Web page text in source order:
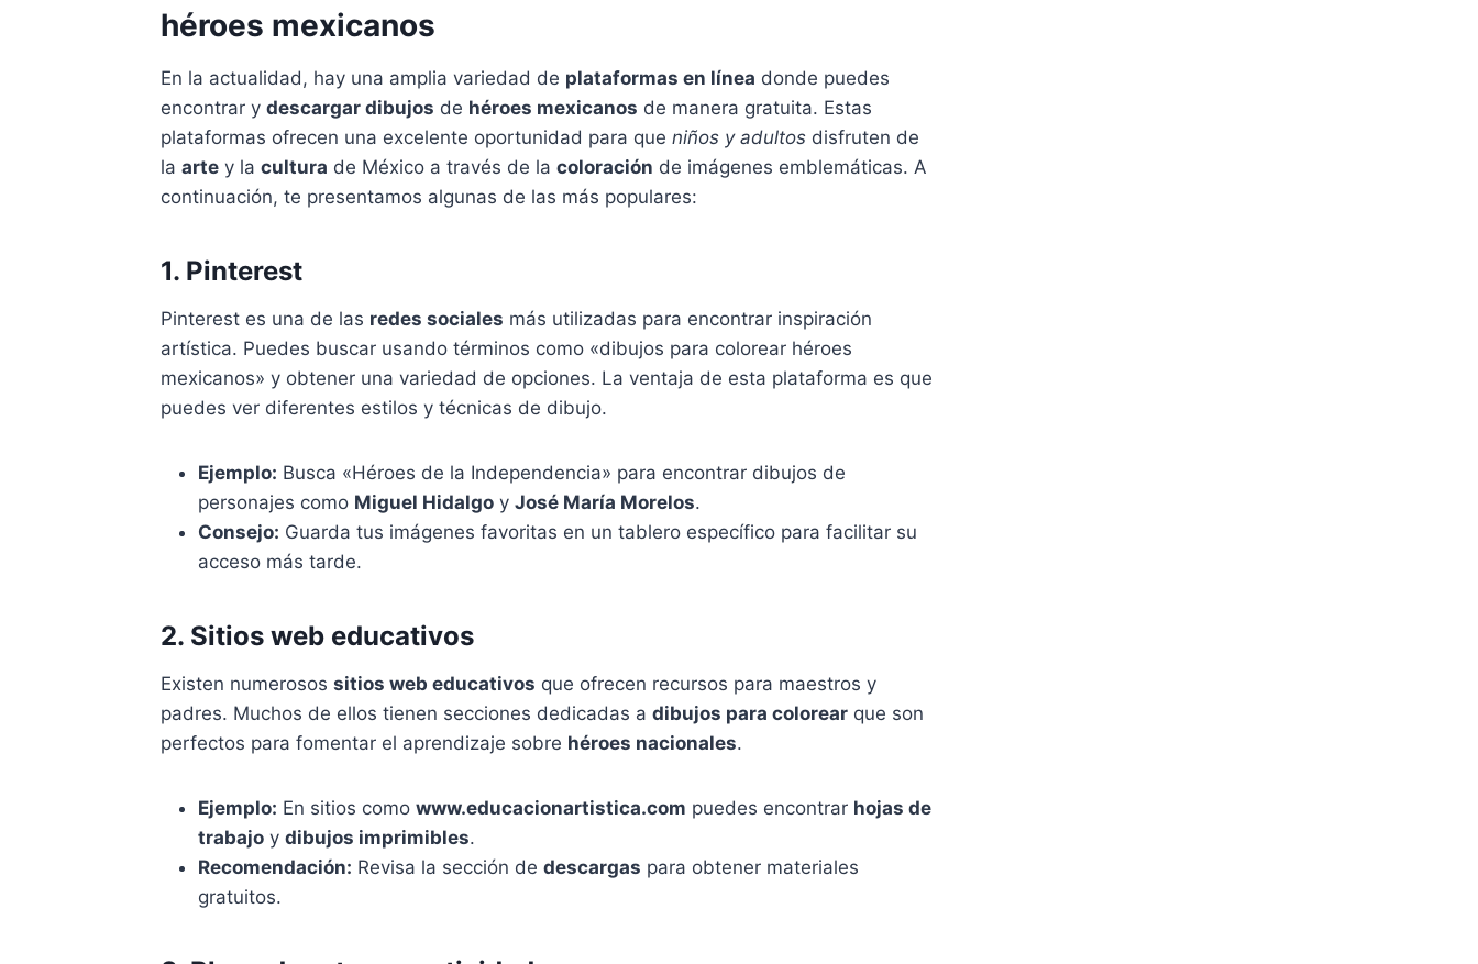
héroes mexicanos
En la actualidad, hay una amplia variedad de plataformas en línea donde puedes
encontrar y descargar dibujos de héroes mexicanos de manera gratuita. Estas
plataformas ofrecen una excelente oportunidad para que niños y adultos disfruten de
la arte y la cultura de México a través de la coloración de imágenes emblemáticas. A
continuación, te presentamos algunas de las más populares:
1. Pinterest
Pinterest es una de las redes sociales más utilizadas para encontrar inspiración
artística. Puedes buscar usando términos como «dibujos para colorear héroes
mexicanos» y obtener una variedad de opciones. La ventaja de esta plataforma es que
puedes ver diferentes estilos y técnicas de dibujo.
Ejemplo: Busca «Héroes de la Independencia» para encontrar dibujos de
personajes como Miguel Hidalgo y José María Morelos.
Consejo: Guarda tus imágenes favoritas en un tablero específico para facilitar su
acceso más tarde.
2. Sitios web educativos
Existen numerosos sitios web educativos que ofrecen recursos para maestros y
padres. Muchos de ellos tienen secciones dedicadas a dibujos para colorear que son
perfectos para fomentar el aprendizaje sobre héroes nacionales.
Ejemplo: En sitios como www.educacionartistica.com puedes encontrar hojas de
trabajo y dibujos imprimibles.
Recomendación: Revisa la sección de descargas para obtener materiales
gratuitos.